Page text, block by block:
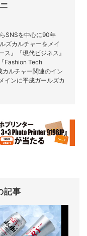
SNSを中心に90年
ズカルチャーをメイ
』『現代ビジネス』
Fashion Tech
ルチャー関連のイン
インに平成ガールズカ
記事